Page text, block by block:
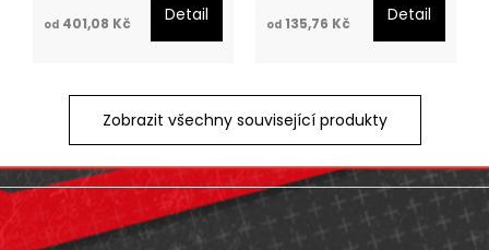
od 401,08 Kč Detail od 135,76 Kč Detail
Zobrazit všechny související produkty
Z
á